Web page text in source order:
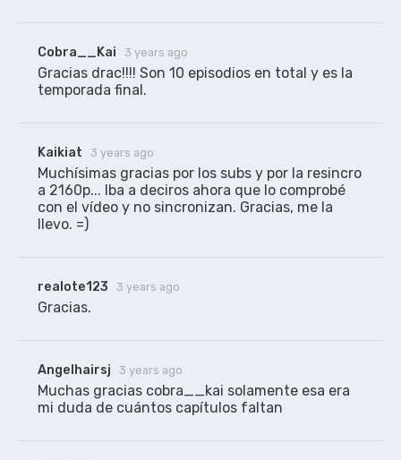
Cobra__Kai 3 years ago
Gracias drac!!!! Son 10 episodios en total y es la
temporada final.
Kaikiat 3 years ago
Muchísimas gracias por los subs y por la resincro
a 2160p... Iba a deciros ahora que lo comprobé
con el vídeo y no sincronizan. Gracias, me la
llevo. =)
realote123 3 years ago
Gracias.
Angelhairsj 3 years ago
Muchas gracias cobra__kai solamente esa era
mi duda de cuántos capítulos faltan